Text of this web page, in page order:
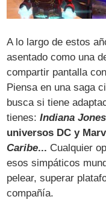
A lo largo de estos
asentado como una
compartir pantalla
Piensa en una saga
busca si tiene
tienes:Indiana Jones
universos DC y
Caribe... Cualquier
esos simpáticos
pelear, superar
compañía.